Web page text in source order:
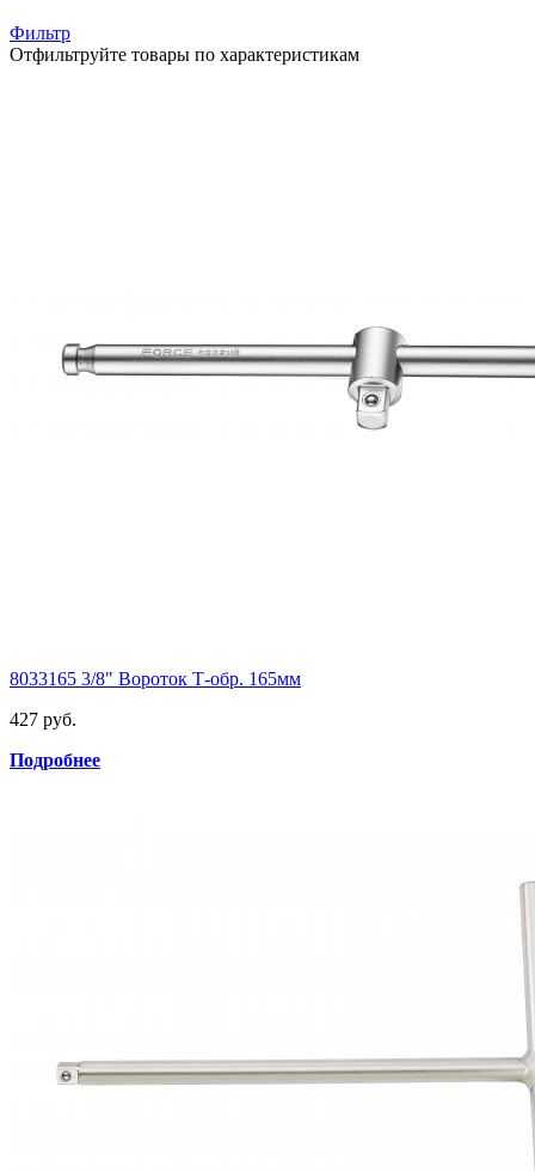
Фильтр
Отфильтруйте товары по характеристикам
8033165 3/8" Вороток Т-обр. 165мм
427 руб.
Подробнее